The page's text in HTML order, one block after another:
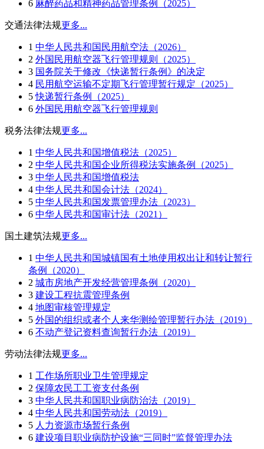
6 麻醉药品和精神药品管理条例（2025）
交通法律法规更多...
1 中华人民共和国民用航空法（2026）
2 外国民用航空器飞行管理规则（2025）
3 国务院关于修改《快递暂行条例》的决定
4 民用航空运输不定期飞行管理暂行规定（2025）
5 快递暂行条例（2025）
6 外国民用航空器飞行管理规则
税务法律法规更多...
1 中华人民共和国增值税法（2025）
2 中华人民共和国企业所得税法实施条例（2025）
3 中华人民共和国增值税法
4 中华人民共和国会计法（2024）
5 中华人民共和国发票管理办法（2023）
6 中华人民共和国审计法（2021）
国土建筑法规更多...
1 中华人民共和国城镇国有土地使用权出让和转让暂行
条例（2020）
2 城市房地产开发经营管理条例（2020）
3 建设工程抗震管理条例
4 地图审核管理规定
5 外国的组织或者个人来华测绘管理暂行办法（2019）
6 不动产登记资料查询暂行办法（2019）
劳动法律法规更多...
1 工作场所职业卫生管理规定
2 保障农民工工资支付条例
3 中华人民共和国职业病防治法（2019）
4 中华人民共和国劳动法（2019）
5 人力资源市场暂行条例
6 建设项目职业病防护设施“三同时”监督管理办法